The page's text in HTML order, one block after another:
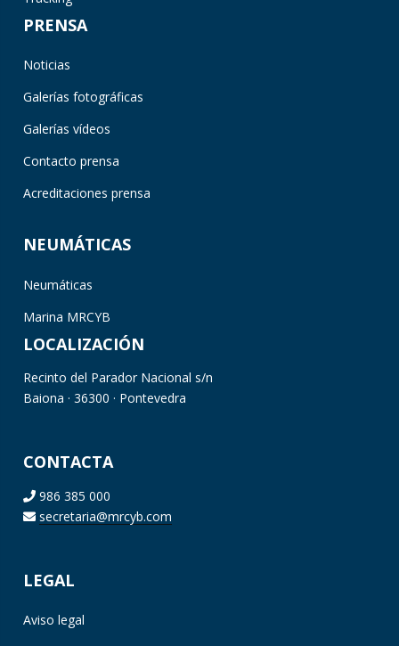
PRENSA
Noticias
Galerías fotográficas
Galerías vídeos
Contacto prensa
Acreditaciones prensa
NEUMÁTICAS
Neumáticas
Marina MRCYB
LOCALIZACIÓN
Recinto del Parador Nacional s/n
Baiona · 36300 · Pontevedra
CONTACTA
986 385 000
secretaria@mrcyb.com
LEGAL
Aviso legal